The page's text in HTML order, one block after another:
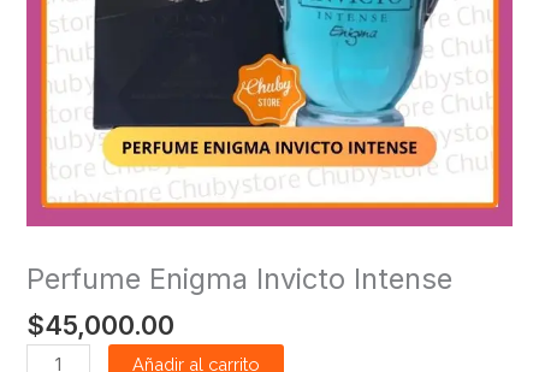
Perfume Enigma Invicto Intense
$45,000.00
Añadir al carrito